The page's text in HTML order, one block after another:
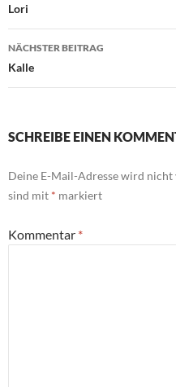
Lori
NÄCHSTER BEITRAG
Kalle
SCHREIBE EINEN
Deine E-Mail-Adresse wird
sind mit * markiert
Kommentar *